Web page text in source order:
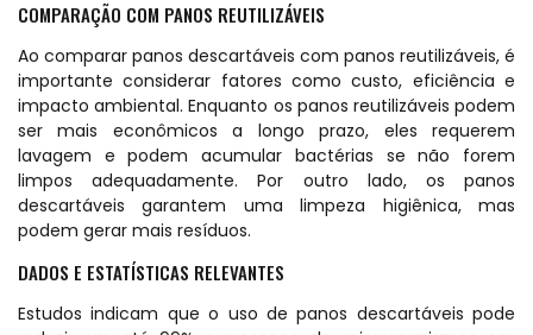
COMPARAÇÃO COM PANOS REUTILIZÁVEIS
Ao comparar panos descartáveis com panos reutilizáveis, é
importante considerar fatores como custo, eficiência e
impacto ambiental. Enquanto os panos reutilizáveis podem
ser mais econômicos a longo prazo, eles requerem
lavagem e podem acumular bactérias se não forem
limpos adequadamente. Por outro lado, os panos
descartáveis garantem uma limpeza higiênica, mas
podem gerar mais resíduos.
DADOS E ESTATÍSTICAS RELEVANTES
Estudos indicam que o uso de panos descartáveis pode